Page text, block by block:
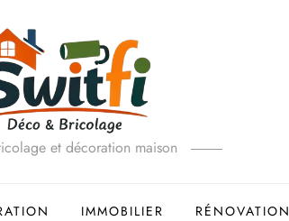
et décoration maison
IMMOBILIER RÉNOVATION